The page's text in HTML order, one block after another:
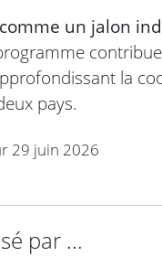
un jalon
la
pays.
29 juin 2026
par ...